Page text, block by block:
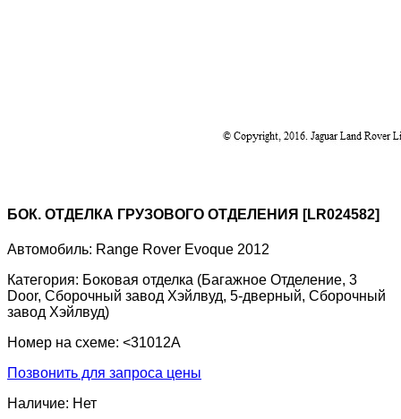
БОК. ОТДЕЛКА ГРУЗОВОГО ОТДЕЛЕНИЯ [LR024582]
Автомобиль: Range Rover Evoque 2012
Категория: Боковая отделка (Багажное Отделение, 3
Door, Сборочный завод Хэйлвуд, 5-дверный, Сборочный
завод Хэйлвуд)
Номер на схеме: <31012A
Позвонить для запроса цены
Наличие: Нет